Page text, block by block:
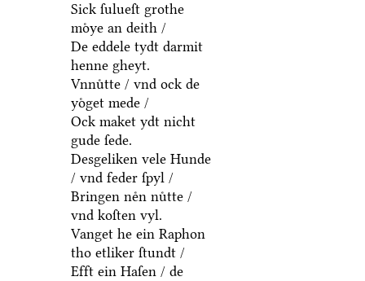
Sick ſulueſt grothe
moͤye an deith /
De eddele tydt darmit
henne gheyt.
Vnnuͤtte / vnd ock de
yoͤget mede /
Ock maket ydt nicht
gude ſede.
Desgeliken vele Hunde
/ vnd feder ſpyl /
Bringen neͤn nuͤtte /
vnd koſten vyl.
Vanget he ein Raphon
tho etliker ſtundt /
Efft ein Haſen / de